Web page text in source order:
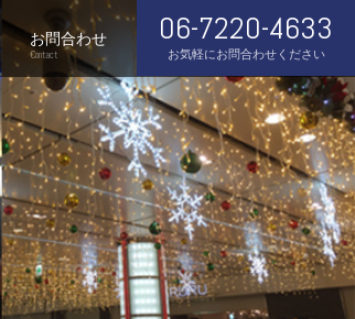
お問合わせ
Contact
06-7220-4633
お気軽にお問合わせください